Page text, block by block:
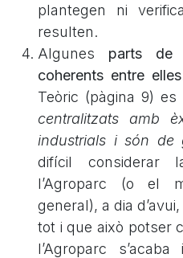
plantegen ni
resulten.
Algunes parts de
coherents entre elles
Teòric (pàgina 9) es
centralitzats amb
industrials i són de
difícil considerar
l’Agroparc (o el
general), a dia
tot i que això potser
l’Agroparc